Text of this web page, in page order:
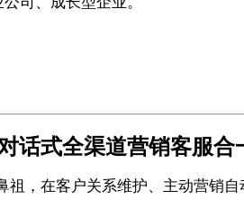
式全渠道营销客服合
祖，在客户关系维护、主动营销